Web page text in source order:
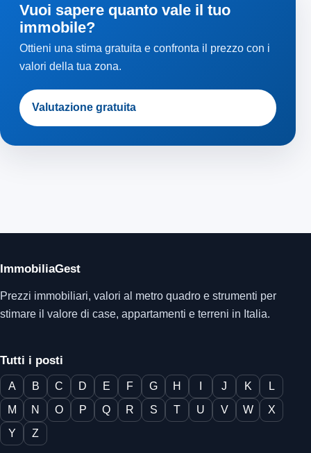
Vuoi sapere quanto vale il tuo
immobile?
Ottieni una stima gratuita e confronta il prezzo con i
valori della tua zona.
Valutazione gratuita
ImmobiliaGest
Prezzi immobiliari, valori al metro quadro e strumenti per
stimare il valore di case, appartamenti e terreni in Italia.
Tutti i posti
A B C D E F G H J K
L
M
N O P Q R S T U V W
X
Y
Z